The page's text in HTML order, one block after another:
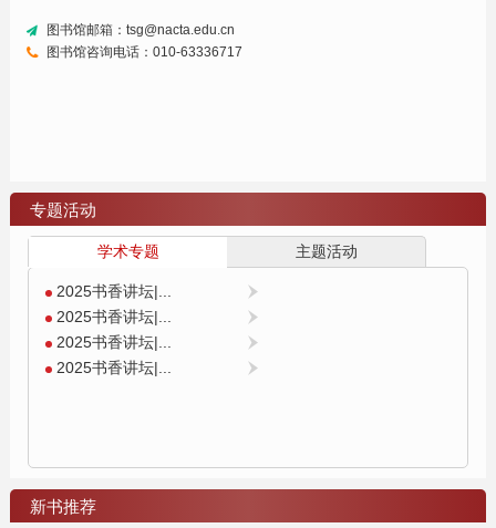
图书馆邮箱：tsg@nacta.edu.cn
图书馆咨询电话：010-63336717
专题活动
学术专题 主题活动
2025书香讲坛|...
2025书香讲坛|...
2025书香讲坛|...
2025书香讲坛|...
新书推荐